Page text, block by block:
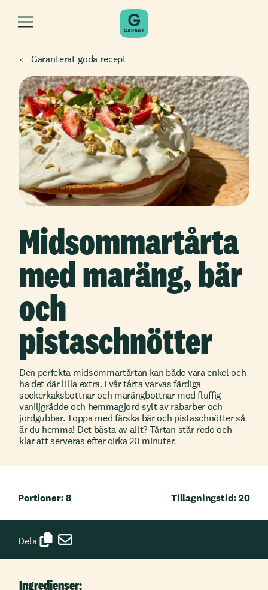
Garanterat goda recept
Midsommartårta
med maräng, bär
och
pistaschnötter
Den perfekta midsommartårtan kan både vara enkel och
ha det där lilla extra. I vår tårta varvas färdiga
sockerkaksbottnar och marängbottnar med fluffig
vaniljgrädde och hemmagjord sylt av rabarber och
jordgubbar. Toppa med färska bär och pistaschnötter så
är du hemma! Det bästa av allt? Tårtan står redo och
klar att serveras efter cirka 20 minuter.
Portioner: 8 Tillagningstid: 20
Dela
Ingredienser: